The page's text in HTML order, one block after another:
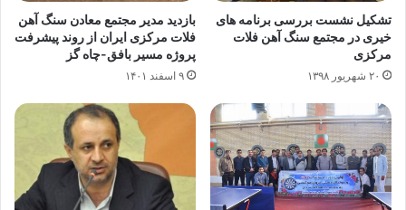
تشکیل نشست بررسی برنامه های
خیری در مجتمع سنگ آهن فلات
مرکزی
۲۰ شهریور ۱۳۹۸
بازدید مدیر مجتمع معادن سنگ آهن
فلات مرکزی ایران از روند پیشرفت
پروژه مسیر بافق-چاه گز
۹ اسفند ۱۴۰۱